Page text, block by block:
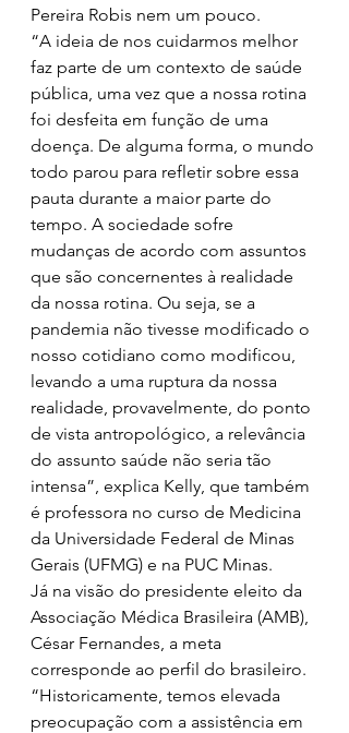
Pereira Robis nem um pouco.
“A ideia de nos cuidarmos melhor
faz parte de um contexto de saúde
pública, uma vez que a nossa rotina
foi desfeita em função de uma
doença. De alguma forma, o mundo
todo parou para refletir sobre essa
pauta durante a maior parte do
tempo. A sociedade sofre
mudanças de acordo com assuntos
que são concernentes à realidade
da nossa rotina. Ou seja, se a
pandemia não tivesse modificado o
nosso cotidiano como modificou,
levando a uma ruptura da nossa
realidade, provavelmente, do ponto
de vista antropológico, a relevância
do assunto saúde não seria tão
intensa”, explica Kelly, que também
é professora no curso de Medicina
da Universidade Federal de Minas
Gerais (UFMG) e na PUC Minas.
Já na visão do presidente eleito da
Associação Médica Brasileira (AMB),
César Fernandes, a meta
corresponde ao perfil do brasileiro.
“Historicamente, temos elevada
preocupação com a assistência em